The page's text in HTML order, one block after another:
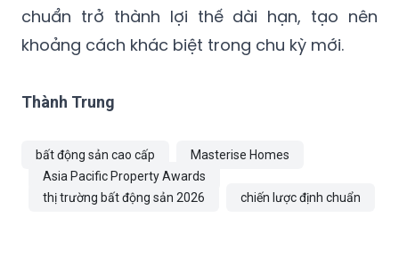
chuẩn trở thành lợi thế dài hạn, tạo nên
khoảng cách khác biệt trong chu kỳ mới.
Thành Trung
bất động sản cao cấp
Masterise Homes
Asia Pacific Property Awards
thị trường bất động sản 2026
chiến lược định chuẩn